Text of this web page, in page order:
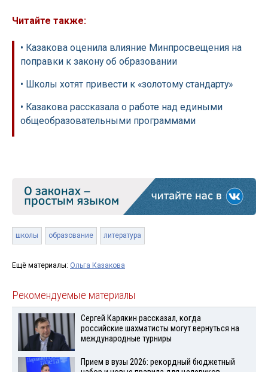
Читайте также:
• Казакова оценила влияние Минпросвещения на
поправки к закону об образовании
• Школы хотят привести к «золотому стандарту»
• Казакова рассказала о работе над едиными
общеобразовательными программами
школы образование литература
Ещё материалы: Ольга Казакова
Рекомендуемые материалы
Сергей Карякин рассказал, когда
российские шахматисты могут вернуться на
международные турниры
Прием в вузы 2026: рекордный бюджетный